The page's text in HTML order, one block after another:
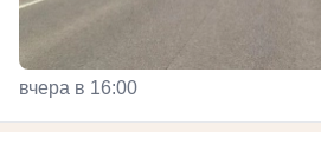
вчера в 16:00